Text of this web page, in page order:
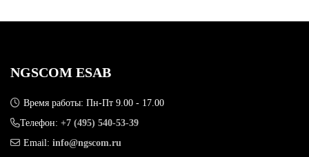
NGSCOM ESAB
Время работы: Пн-Пт 9.00 - 17.00
Телефон: +7 (495) 540-53-39
Email: info@ngscom.ru